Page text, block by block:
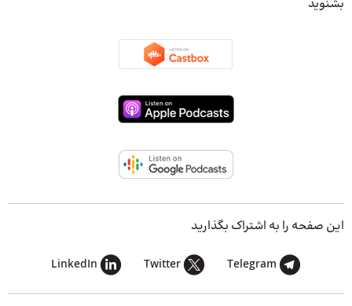
بشنوید
این صفحه را به اشتراک بگذارید
Telegram
Twitter
LinkedIn